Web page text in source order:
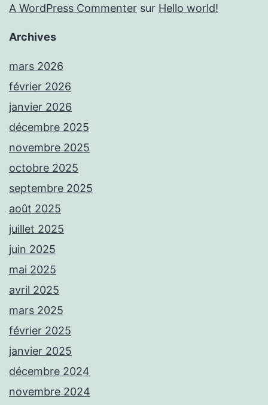
A WordPress Commenter sur Hello world!
Archives
mars 2026
février 2026
janvier 2026
décembre 2025
novembre 2025
octobre 2025
septembre 2025
août 2025
juillet 2025
juin 2025
mai 2025
avril 2025
mars 2025
février 2025
janvier 2025
décembre 2024
novembre 2024